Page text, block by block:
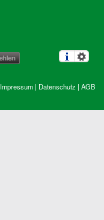
Impressum | Datenschutz | AGB